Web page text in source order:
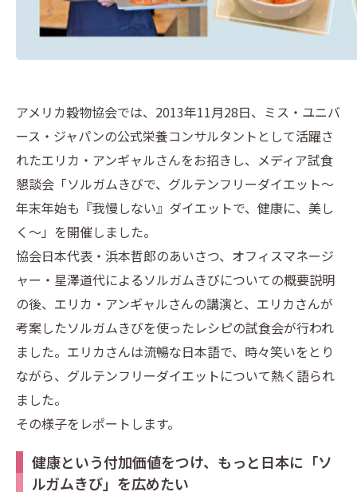
アメリカ穀物協会では、2013年11月28日、ミス・ユニバ
ース・ジャパンの公式栄養コンサルタントとして活躍さ
れたエリカ・アンギャルさんをお招きし、メディア試食
懇談会「ソルガムきびで、グルテンフリーダイエット～
年末年始も『我慢しない』ダイエットで、健康に、美し
く～」を開催しました。
協会日本代表・浜本哲郎のあいさつ、オフィスマネージ
ャー・星澤道代によるソルガムきびについての概要説明
の後、エリカ・アンギャルさんの講演と、エリカさんが
考案したソルガムきびを使ったレシピの試食会が行われ
ました。エリカさんは流暢な日本語で、時々笑いをとり
ながら、グルテンフリーダイエットについて熱く語られ
ました。
その様子をレポートします。
健康という付加価値をつけ、もっと日本に「ソ
ルガムきび」を広めたい